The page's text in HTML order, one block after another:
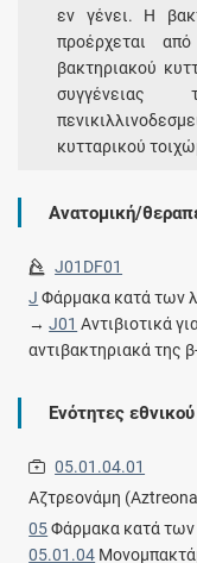
εν γένει. Η
προέρχεται
βακτηριακού
κυτταρικού
Ανατομική/
J01DF01
J Φάρμακα κατά των
→J01 Αντιβιοτικά
αντιβακτηριακά της
Ενότητες
05.01.04.01
Αζτρεονάμη
05Φάρμακα κατά
05.01.04